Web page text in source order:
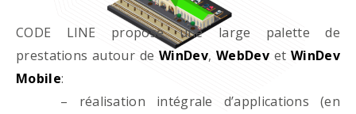
CODE LINE propose une large palette de
prestations autour deWinDev,WebDevet WinDev
Mobile:
– réalisation intégrale d’applications (en